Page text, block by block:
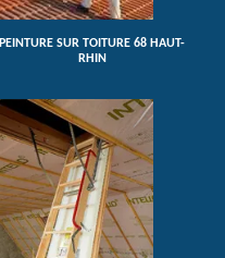
PEINTURE SUR TOITURE 68 HAUT-
RHIN